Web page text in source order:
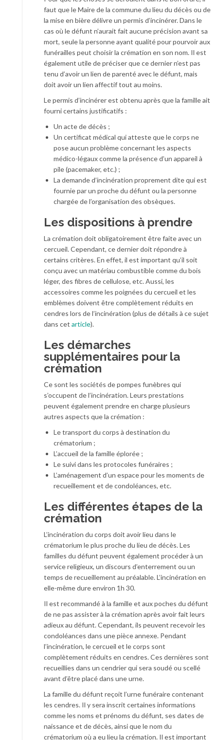
faut que le Maire de la commune du lieu du décès ou de
la mise en bière délivre un permis d’incinérer. Dans le
cas où le défunt n’aurait fait aucune précision avant sa
mort, seule la personne ayant qualité pour pourvoir aux
funérailles peut choisir la crémation en son nom. Il est
également utile de préciser que ce dernier n’est pas
tenu d’avoir un lien de parenté avec le défunt, mais
doit avoir un lien affectif tout au moins.
Le permis d’incinérer est obtenu après que la famille ait
fourni certains justificatifs :
Un acte de décès ;
Un certificat médical qui atteste que le corps ne
pose aucun problème concernant les aspects
médico-légaux comme la présence d’un appareil à
pile (pacemaker, etc.) ;
La demande d’incinération proprement dite qui est
fournie par un proche du défunt ou la personne
chargée de l’organisation des obsèques.
Les dispositions à prendre
La crémation doit obligatoirement être faite avec un
cercueil. Cependant, ce dernier doit répondre à
certains critères. En effet, il est important qu’il soit
conçu avec un matériau combustible comme du bois
léger, des fibres de cellulose, etc. Aussi, les
accessoires comme les poignées du cercueil et les
emblèmes doivent être complètement réduits en
cendres lors de l’incinération (plus de détails à ce sujet
dans cet article).
Les démarches
supplémentaires pour la
crémation
Ce sont les sociétés de pompes funèbres qui
s’occupent de l’incinération. Leurs prestations
peuvent également prendre en charge plusieurs
autres aspects que la crémation :
Le transport du corps à destination du
crématorium ;
L’accueil de la famille éplorée ;
Le suivi dans les protocoles funéraires ;
L’aménagement d’un espace pour les moments de
recueillement et de condoléances, etc.
Les différentes étapes de la
crémation
L’incinération du corps doit avoir lieu dans le
crématorium le plus proche du lieu de décès. Les
familles du défunt peuvent également procéder à un
service religieux, un discours d’enterrement ou un
temps de recueillement au préalable. L’incinération en
elle-même dure environ 1h 30.
Il est recommandé à la famille et aux poches du défunt
de ne pas assister à la crémation après avoir fait leurs
adieux au défunt. Cependant, ils peuvent recevoir les
condoléances dans une pièce annexe. Pendant
l’incinération, le cercueil et le corps sont
complètement réduits en cendres. Ces dernières sont
recueillies dans un cendrier qui sera soudé ou scellé
avant d’être placé dans une urne.
La famille du défunt reçoit l’urne funéraire contenant
les cendres. Il y sera inscrit certaines informations
comme les noms et prénoms du défunt, ses dates de
naissance et de décès, ainsi que le nom du
crématorium où a eu lieu la crémation. Il est important